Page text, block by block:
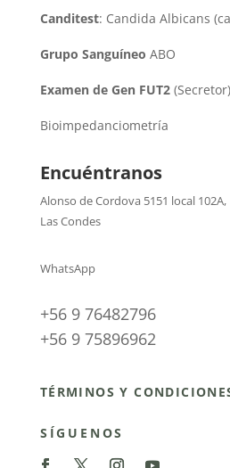
Canditest: Candida Albicans
Grupo Sanguíneo ABO
Examen de Gen FUT2(Secretor)
Bioimpedanciometría
Encuéntranos
Alonso de Cordova 5151 local 102A,
Las Condes
WhatsApp
+56 9 76482796
+56 9 75896962
TÉRMINOS Y
SÍGUENOS